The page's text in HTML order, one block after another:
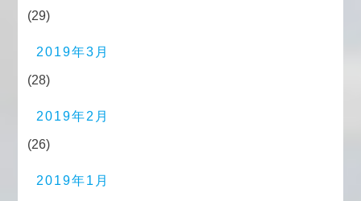
(29)
2019年3月
(28)
2019年2月
(26)
2019年1月